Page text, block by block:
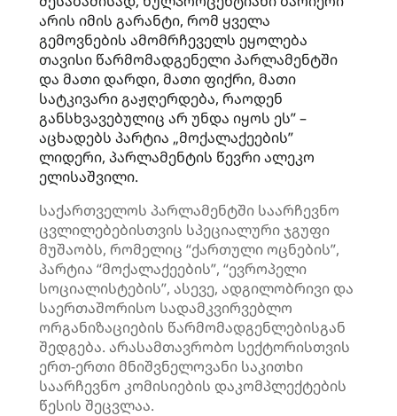
არის იმის გარანტი, რომ ყველა
გემოვნების ამომრჩეველს ეყოლება
თავისი წარმომადგენელი პარლამენტში
და მათი დარდი, მათი ფიქრი, მათი
სატკივარი გაჟღერდება, რაოდენ
განსხვავებულიც არ უნდა იყოს ეს” –
აცხადებს პარტია „მოქალაქეების”
ლიდერი, პარლამენტის წევრი ალეკო
ელისაშვილი.
საქართველოს პარლამენტში საარჩევნო
ცვლილებებისთვის სპეციალური ჯგუფი
მუშაობს, რომელიც “ქართული ოცნების”,
პარტია “მოქალაქეების”, “ევროპელი
სოციალისტების”, ასევე, ადგილობრივი და
საერთაშორისო სადამკვირვებლო
ორგანიზაციების წარმომადგენლებისგან
შედგება. არასამთავრობო სექტორისთვის
ერთ-ერთი მნიშვნელოვანი საკითხი
საარჩევნო კომისიების დაკომპლექტების
წესის შეცვლაა.